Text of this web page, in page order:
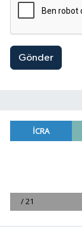
Gönder